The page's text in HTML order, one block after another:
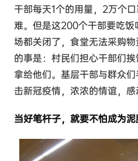
干部每天1个的用量，2万个
难。但是这200个干部要吃
场都关闭了，食堂无法采购
的事是：村民们担心干部们
拿给他们。基层干部与群众
击新冠疫情，浓浓的情谊，感
当好笔杆子，就要不怕成为